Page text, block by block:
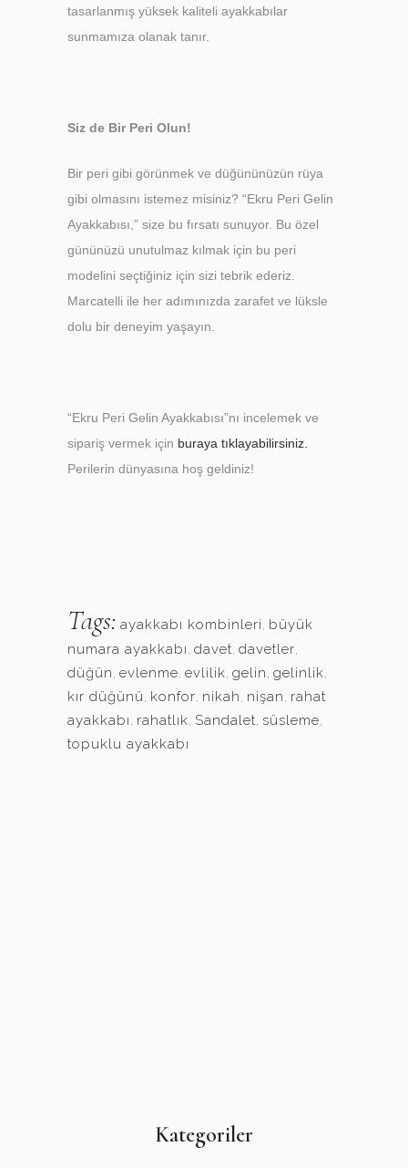
tasarlanmış yüksek kaliteli ayakkabılar
sunmamıza olanak tanır.
Siz de Bir Peri Olun!
Bir peri gibi görünmek ve düğününüzün rüya
gibi olmasını istemez misiniz? “Ekru Peri Gelin
Ayakkabısı,” size bu fırsatı sunuyor. Bu özel
gününüzü unutulmaz kılmak için bu peri
modelini seçtiğiniz için sizi tebrik ederiz.
Marcatelli ile her adımınızda zarafet ve lüksle
dolu bir deneyim yaşayın.
“Ekru Peri Gelin Ayakkabısı”nı incelemek ve
sipariş vermek için buraya tıklayabilirsiniz.
Perilerin dünyasına hoş geldiniz!
Tags: ayakkabı kombinleri, büyük
numara ayakkabı, davet, davetler,
düğün, evlenme, evlilik, gelin, gelinlik,
kır düğünü, konfor, nikah, nişan, rahat
ayakkabı, rahatlık, Sandalet, süsleme,
topuklu ayakkabı
Kategoriler